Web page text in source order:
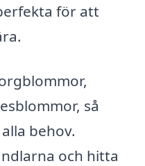
för att
så
behov.
och hitta